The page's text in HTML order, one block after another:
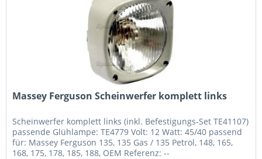
Massey Ferguson Scheinwerfer komplett links
Scheinwerfer komplett links (inkl. Befestigungs-Set TE41107)
passende Glühlampe: TE4779 Volt: 12 Watt: 45/40 passend
für: Massey Ferguson 135, 135 Gas / 135 Petrol, 148, 165,
168, 175, 178, 185, 188, OEM Referenz: --